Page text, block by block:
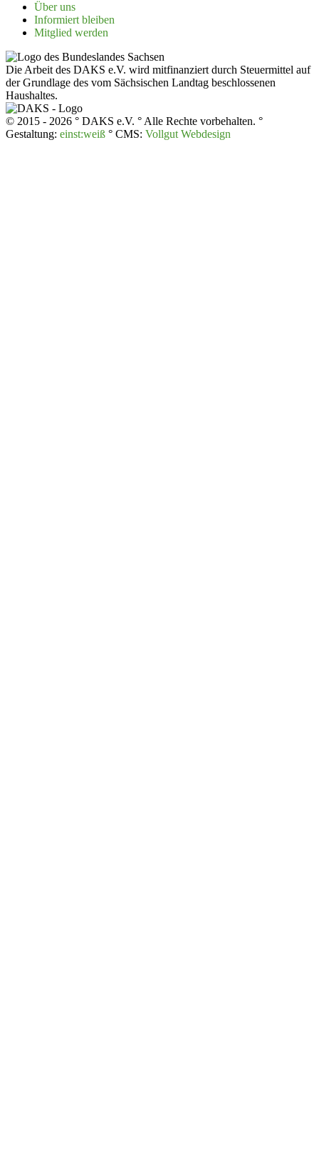
Über uns
Infor­miert bleiben
Mitglied werden
Die Arbeit des DAKS e.V. wird mitfinanziert durch Steuermittel auf
der Grundlage des vom Sächsischen Landtag beschlossenen
Haushaltes.
© 2015 - 2026 ° DAKS e.V. ° Alle Rechte vorbehalten. °
Gestaltung: einst:weiß ° CMS: Vollgut Webdesign